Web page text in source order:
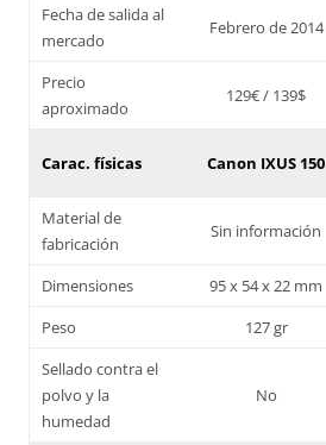
Fecha de salida al
mercado
Febrero de 2014
Precio
aproximado
129€ / 139$
Carac. físicas Canon IXUS 150
Material de
fabricación
Sin información
Dimensiones 95 x 54 x 22 mm
Peso
127 gr
Sellado contra el
polvo y la
humedad
No